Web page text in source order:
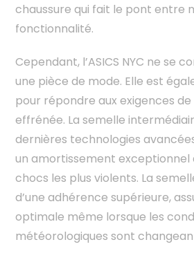
chaussure qui fait le pont entre
fonctionnalité.
Cependant, l’ASICS NYC ne se
une pièce de mode. Elle est
pour répondre aux exigences
effrénée. La semelle
dernières technologies
un amortissement exceptionnel
chocs les plus violents. La
d’une adhérence supérieure,
optimale même lorsque les
météorologiques sont